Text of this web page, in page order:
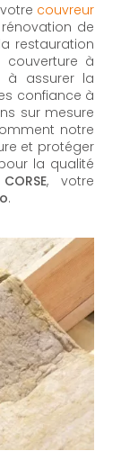
couvreur
de
restauration
couverture à
à assurer la
confiance à
sur mesure
notre
et protéger
la qualité
, votre
.